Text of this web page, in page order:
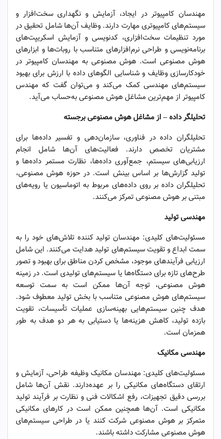
مهندسان کامپیوتر در ایجاد، آزمایش و نگهداری سخت‌افزار و
سیستم‌های کامپیوتری مهارت دارند. وظایف آن‌ها شامل تحقیق در
مورد تنظیمات سخت‌افزاری، کدنویسی و آزمایش اسکریپت‌های
برنامه‌نویسی و طراحی نرم‌افزارهای متناسب با روبات‌ها و ابزارهای
هوش مصنوعی است. هوش مصنوعی به مهندسان کامپیوتر در
خودکارسازی وظایف و شناسایی الگوهای داده با ارزش برای بهبود
سیستم‌های مهندسی کمک می‌کند و می‌توان گفت که مهندس
کامپیوتر از مهم‌ترین مشاغل هوش مصنوعی به‌حساب می‌آید.
تحلیلگر داده – از مشاغل هوش مصنوعی برجسته
تحلیلگران داده در فناوری، سازمان‌دهی و تفسیر داده‌ها برای
مشتریان تخصص دارند. فعالیت‌های آن‌ها شامل انجام
ارزیابی‌های سیستم، جمع‌آوری داده‌ها، نظارت مستمر داده‌ها و
تولید گزارش‌ها بر اساس بینش است. در حوزه هوش مصنوعی،
تحلیلگران داده بر روی داده‌های مربوط به اتوماسیون یا رویه‌های
مبتنی بر هوش مصنوعی تمرکز می‌کنند.
مهندسی تولید
مسئولیت‌های کلیدی: مهندسان تولید کننده تلاش‌های خود را به
سمت ابداع و تقویت سیستم‌های تولید هدایت می‌کنند. این شامل
ارزیابی فرآیندهای موجود، مشخص کردن مناطق برای بهبود و تصور
طرح‌های تازه برای دستگاه‌ها یا سیستم‌های تولیدی است. در زمینه
هوش مصنوعی، توجه آن‌ها ممکن است به سمت توسعه
سیستم‌های هوش مصنوعی متناسب با بخش تولید معطوف شود.
هدف چنین سیستم‌هایی بهینه‌سازی عملیات تأسیسات، تقویت
بازده تولید، کاهش هزینه‌ها یا دستیابی به هر دو هدف به طور
همزمان است.
مهندسی مکانیک
مسئولیت‌های کلیدی: مهندسان مکانیک وظیفه طراحی، آزمایش و
ارتقای دستگاه‌های مکانیکی را بر عهده‌دارند. نقش آن‌ها شامل
بررسی دقیق تجهیزات، رفع اشکالات فنی و نظارت بر فرآیند تولید
مکانیکی است. آن‌ها همچنین ممکن است در کارهای مکانیکی
متمرکز بر هوش مصنوعی شرکت کنند یا در طراحی سیستم‌های
هوش مصنوعی مشارکت داشته باشند.